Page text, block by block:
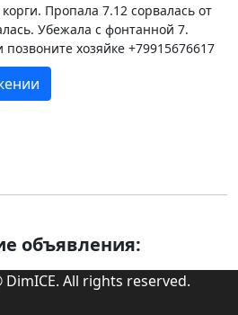
Пропала 7.12 сорвалась от
Убежала с фонтанной 7.
хозяйке +79915676617
объявления:
All rights reserved.